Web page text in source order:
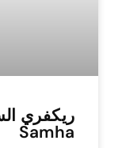
Samha